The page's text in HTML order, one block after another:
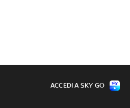
ACCEDI A SKY GO